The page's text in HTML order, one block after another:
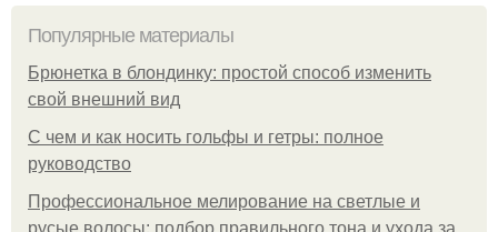
Популярные материалы
Брюнетка в блондинку: простой способ изменить
свой внешний вид
С чем и как носить гольфы и гетры: полное
руководство
Профессиональное мелирование на светлые и